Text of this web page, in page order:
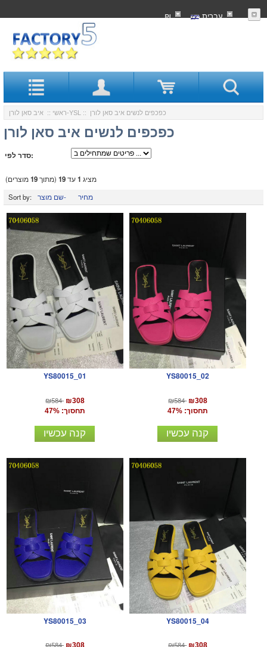
עִברִית ₪
ראשי :: איב סאן לורן-YSL :: כפכפים לנשים איב סאן לורן
כפכפים לנשים איב סאן לורן
סדר לפי:
מציג 1עד19 (מתוך19מוצרים)
Sort by:
שם מוצר- מחיר
YS80015_01
₪584 ₪308
תחסוך: 47%
קנה עכשיו
YS80015_02
₪584 ₪308
תחסוך: 47%
קנה עכשיו
YS80015_03
₪584
YS80015_04
₪584